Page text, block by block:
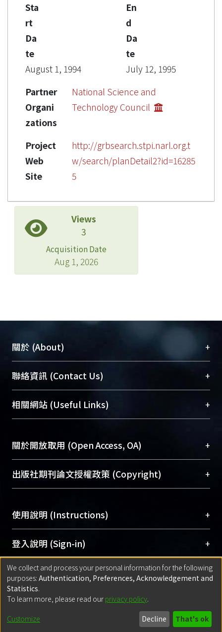
Sta
rt
Da
te
August 1, 1994
En
d
Da
te
July 12, 1995
Partner
Organi
zations
National Science and
Technology Council
Project
Web
Site
http://grbsearch.stpi.narl.org.t
w/search/planDetail2?id=16285
5
Views
3
Acquisition Date
Aug 1, 2026
關於 (About) +
臺大位居世界頂尖大學之列，為永久珍藏及向國際
展現本校豐碩的研究成果及學術能量，圖書館整合
機構典藏（NTUR）與學術庫（AH）不同功能平
台，成為臺大學術典藏NTU scholars。期能整合研
成果。
To permanently archive and promote researcher
profiles and scholarly works, Library integrates the
services of “NTU Repository” with “Academic
聯絡資訊 (Contact Us) +
總館學科館員(Main Library)
醫學圖書館學科館員(Medical Library)
Sciences Library)
相關網站 (Useful Links) +
關於開放取用 (Open Access, OA) +
開放取用是從使用者角度提升資訊取用性的社會運
動，應用在學術研究上是透過將研究著作公開供使
用逐年攀升。同時可加速研究發展、提升研究影響
Archive）平台。 （點選深入了解OA）
出版社期刊論文授權政策 (Copyright) +
含部分內容的版權非匯入者所有，或由第三方贊
助與合作完成，請確認該版權所有者及第三方同
意提供此授權。
Please represent that the submission is your
original work, and that you have the right to
grant the rights to upload.
若欲上傳已出版的全文電子檔，可使用
policy finder
網站查詢，以確認出版單位之版權
政策。
使用說明 (Instructions) +
網站簡介(Quickstart Guide)
使用手冊(Instruction Manual)
線上預約服務(Booking Service)
登入說明 (Sign-in) +
方案一：臺灣大學計算機中心帳號登入
(With C&INC Email Account)
方案二：ORCID帳號登入(With ORCID)
匯入著作 (Submission) +
方案一：定期更新ORCID者，以ID匯入
for identifier (ORCID))
方案二：
(Default mode Submission)
Built withDSpace-CRIS software
- Extension maintained and optimized
We collect and process your personal information for the following
purposes: Authentication, Preferences, Acknowledgement and
Statistics.
To learn more, please read our privacy policy.
Customize Decline That's ok